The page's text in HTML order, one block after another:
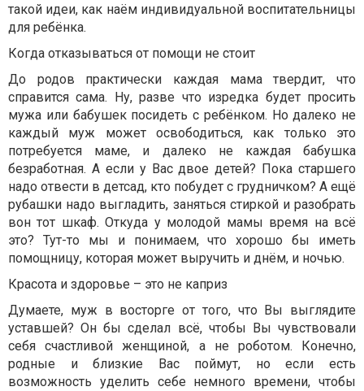
такой идеи, как наём индивидуальной воспитательницы
для ребёнка.
Когда отказываться от помощи не стоит
До родов практически каждая мама твердит, что
справится сама. Ну, разве что изредка будет просить
мужа или бабушек посидеть с ребёнком. Но далеко не
каждый муж может освободиться, как только это
потребуется маме, и далеко не каждая бабушка
безработная. А если у Вас двое детей? Пока старшего
надо отвести в детсад, кто побудет с грудничком? А ещё
рубашки надо выгладить, заняться стиркой и разобрать
вон тот шкаф. Откуда у молодой мамы время на всё
это? Тут-то мы и понимаем, что хорошо бы иметь
помощницу, которая может выручить и днём, и ночью.
Красота и здоровье – это не каприз
Думаете, муж в восторге от того, что Вы выглядите
уставшей? Он бы сделал всё, чтобы Вы чувствовали
себя счастливой женщиной, а не роботом. Конечно,
родные и близкие Вас поймут, но если есть
возможность уделить себе немного времени, чтобы